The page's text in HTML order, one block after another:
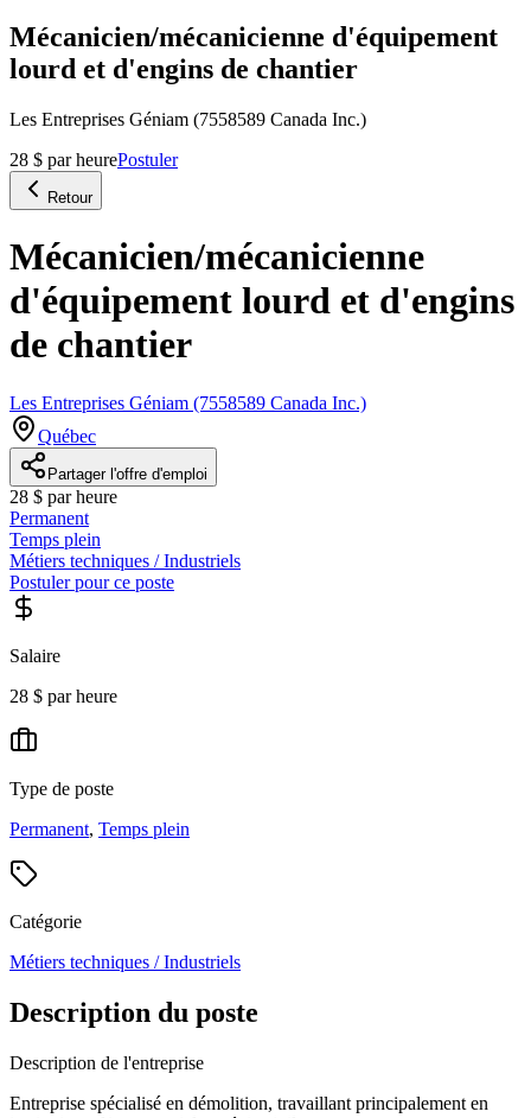
Mécanicien/mécanicienne d'équipement
lourd et d'engins de chantier
Les Entreprises Géniam (7558589 Canada Inc.)
28 $ par heurePostuler
Retour
Mécanicien/mécanicienne
d'équipement lourd et d'engins
de chantier
Les Entreprises Géniam (7558589 Canada Inc.)
Québec
Partager l'offre d'emploi
28 $ par heure
Permanent
Temps plein
Métiers techniques / Industriels
Postuler pour ce poste
Salaire
28 $ par heure
Type de poste
Permanent, Temps plein
Catégorie
Métiers techniques / Industriels
Description du poste
Description de l'entreprise
Entreprise spécialisé en démolition, travaillant principalement en